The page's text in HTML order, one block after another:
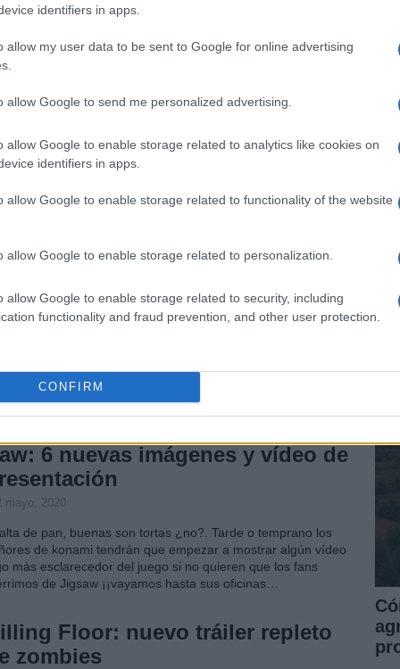
identifiers in apps.
allow my user data to be sent to Google for online advertising
allow Google to send me personalized advertising.
allow Google to enable storage related to analytics like cookies on
identifiers in apps.
allow Google to enable storage related to functionality of the website
allow Google to enable storage related to personalization.
allow Google to enable storage related to security, including
functionality and fraud prevention, and other user protection.
CONFIRM
Killing Floor, un nuevo survival horror cooperativo para
ofrecerá modo de un jugador, pero el juego se lucirá
09: Dexter y sus fundas para
mayo, 2020
estar presentes en la GDC que se está celebrando en San
Dexter para iPhone, nos han puesto…
Wii
mayo, 2020
Vale, vale, ya sé que hay una dosis increíble de
en esa afirmación… pero no me negaréis que los
son la salsa de la vida (y…
6 nuevas imágenes y vídeo de
mayo, 2020
de pan, buenas son tortas ¿no?. Tarde o temprano los
de konami tendrán que empezar a mostrar algún vídeo
más esclarecedor del juego si no quieren que los fans
de Jigsaw ¡¡vayamos hasta sus oficinas…
Floor: nuevo tráiler repleto
zombies